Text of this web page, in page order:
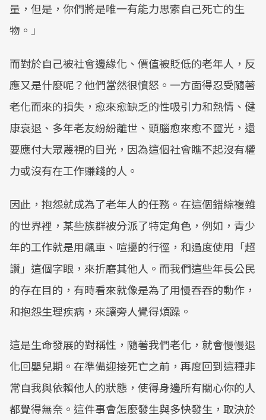
量，但是，你們將是唯一有能力思索自己死亡的生
物。」
而對於自己被社會邊緣化、價值被貶低的老年人，反
應又是什麼呢？他們當然很憤怒。一方面得忍受隨著
老化而來的損失，愈來愈缺乏的性吸引力和熱情、健
康衰退、多年老友紛紛離世、頭腦愈來愈不靈光，還
要應付大眾蔑視的目光，因為這個社會瞧不起沒有權
力或沒有在工作賺錢的人。
因此，抱怨就成為了老年人的任務。在這個錯綜複雜
的世界裡，某些族群被分派了特定角色，例如，青少
年的工作就是用飆車、喧擾的行徑，和過度使用「超
讚」這個字眼，來折磨其他人。而我們這些年長公民
的存在目的，有時看來就像是為了用慢吞吞的動作，
和抱怨生理疾病，來讓旁人覺得煩躁。
這是生命發展的對稱性，隨著我們老化，就會慢慢退
化回嬰兒期。在準備迎接死亡之前，再度回到這種非
常自我與依賴他人的狀態，使得身邊所有關心你的人
都覺得無奈。這件事會怎麼發生與多快發生，取決於